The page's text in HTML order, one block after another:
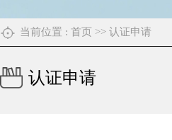
当前位置 : 首页 >> 认证申请
认证申请